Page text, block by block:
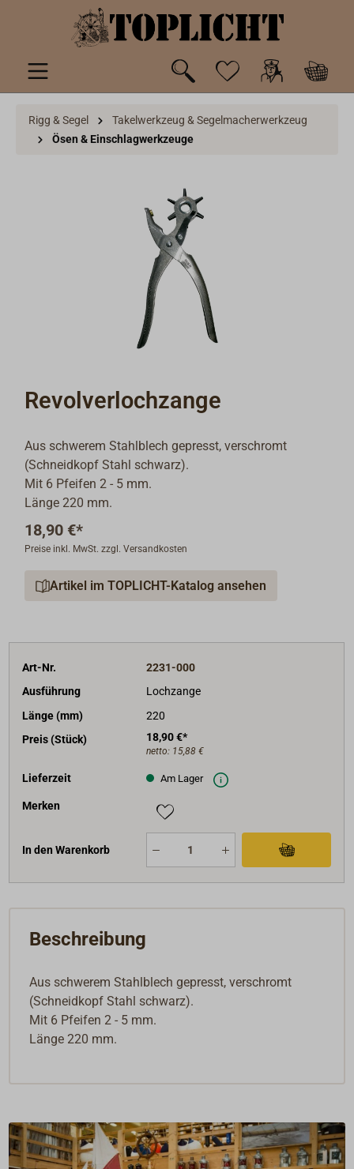
springen
Rigg & Segel
Takelwerkzeug & Segelmacherwerkzeug
Ösen & Einschlagwerkzeuge
Revolverlochzange
Aus schwerem Stahlblech gepresst, verschromt
(Schneidkopf Stahl schwarz).
Mit 6 Pfeifen 2 - 5 mm.
Länge 220 mm.
18,90 €*
Preise inkl. MwSt. zzgl. Versandkosten
Artikel im TOPLICHT-Katalog ansehen
Art-Nr.
2231-000
Ausführung
Lochzange
Länge (mm)
220
Preis (Stück)
18,90 €*
netto: 15,88 €
Lieferzeit Am Lager
Merken
In den Warenkorb
Beschreibung
Aus schwerem Stahlblech gepresst, verschromt
(Schneidkopf Stahl schwarz).
Mit 6 Pfeifen 2 - 5 mm.
Länge 220 mm.